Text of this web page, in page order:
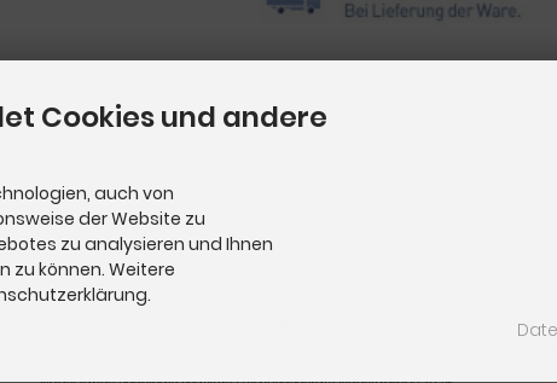
Cookies und andere
auch von
der Website zu
zu analysieren und Ihnen
zu können. Weitere